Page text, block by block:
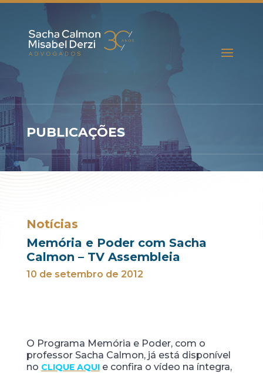
PUBLICAÇÕES
Notícias
Memória e Poder com Sacha
Calmon – TV Assembleia
10 de setembro de 2012
O Programa Memória e Poder, com o
professor Sacha Calmon, já está disponível
no CLIQUE AQUIe confira o vídeo na íntegra,